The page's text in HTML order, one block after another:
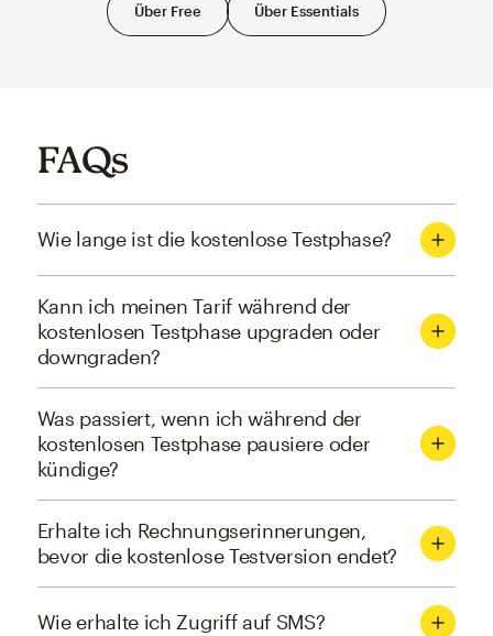
Über Free Über Essentials
FAQs
Wie lange ist die kostenlose Testphase?
Kann ich meinen Tarif während der
kostenlosen Testphase upgraden oder
downgraden?
Was passiert, wenn ich während der
kostenlosen Testphase pausiere oder
kündige?
Erhalte ich Rechnungserinnerungen,
bevor die kostenlose Testversion endet?
Wie erhalte ich Zugriff auf SMS?